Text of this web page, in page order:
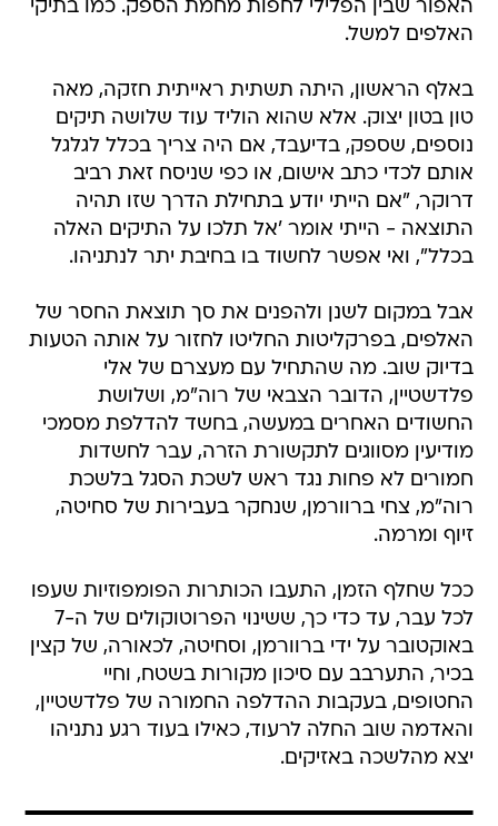
האפור שבין הפלילי לחפות מחמת הספק. כמו בתיקי
האלפים למשל.
באלף הראשון, היתה תשתית ראייתית חזקה, מאה
טון בטון יצוק. אלא שהוא הוליד עוד שלושה תיקים
נוספים, שספק, בדיעבד, אם היה צריך בכלל לגלגל
אותם לכדי כתב אישום, או כפי שניסח זאת רביב
דרוקר, "אם הייתי יודע בתחילת הדרך שזו תהיה
התוצאה - הייתי אומר 'אל תלכו על התיקים האלה
בכלל", ואי אפשר לחשוד בו בחיבת יתר לנתניהו.
אבל במקום לשנן ולהפנים את סך תוצאת החסר של
האלפים, בפרקליטות החליטו לחזור על אותה הטעות
בדיוק שוב. מה שהתחיל עם מעצרם של אלי
פלדשטיין, הדובר הצבאי של רוה"מ, ושלושת
החשודים האחרים במעשה, בחשד להדלפת מסמכי
מודיעין מסווגים לתקשורת הזרה, עבר לחשדות
חמורים לא פחות נגד ראש לשכת הסגל בלשכת
רוה"מ, צחי ברוורמן, שנחקר בעבירות של סחיטה,
זיוף ומרמה.
ככל שחלף הזמן, התעבו הכותרות הפומפוזיות שעפו
לכל עבר, עד כדי כך, ששינוי הפרוטוקולים של ה-7
באוקטובר על ידי ברוורמן, וסחיטה, לכאורה, של קצין
בכיר, התערבב עם סיכון מקורות בשטח, וחיי
החטופים, בעקבות ההדלפה החמורה של פלדשטיין,
והאדמה שוב החלה לרעוד, כאילו בעוד רגע נתניהו
יצא מהלשכה באזיקים.